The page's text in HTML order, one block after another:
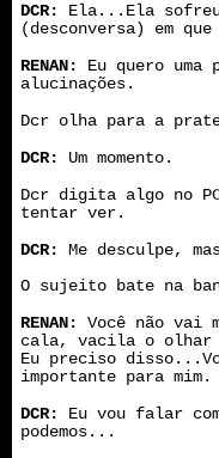
DCR:
Ela...Ela sofreu
(desconversa) em
RENAN:
Eu quero uma
alucinações.
Dcr olha para a
DCR:
Um momento.
Dcr digita algo no
tentar ver.
DCR:
Me desculpe,
O sujeito bate na
RENAN:
Você não vai
cala, vacila o olhar
Eu preciso
importante para mim.
DCR:
Eu vou falar
podemos...